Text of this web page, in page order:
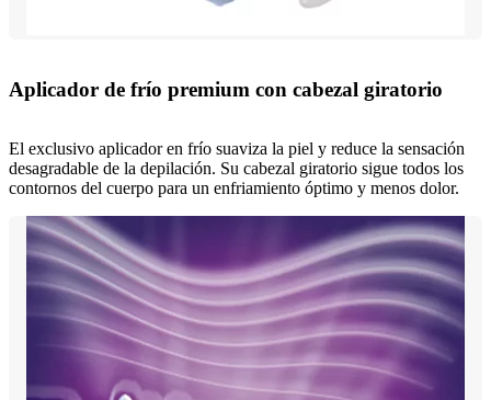
Aplicador de frío premium con cabezal giratorio
El exclusivo aplicador en frío suaviza la piel y reduce la sensación
desagradable de la depilación. Su cabezal giratorio sigue todos los
contornos del cuerpo para un enfriamiento óptimo y menos dolor.